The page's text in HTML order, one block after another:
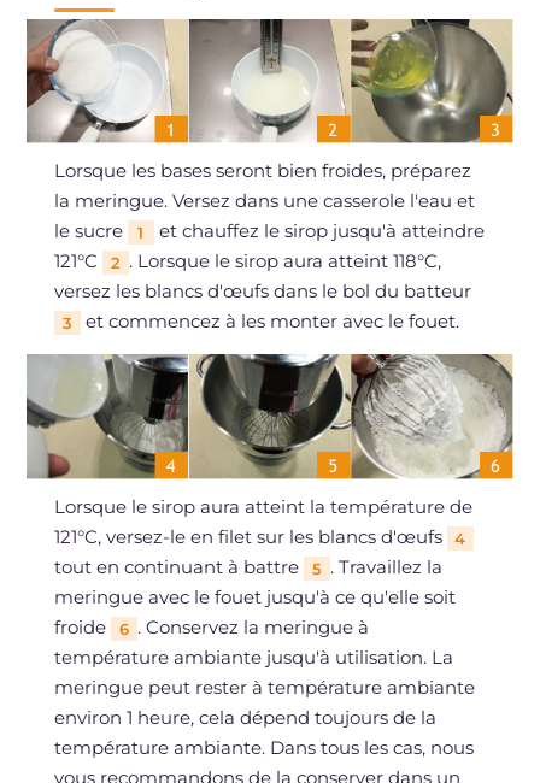
Lorsque les bases seront bien froides, préparez
la meringue. Versez dans une casserole l'eau et
le sucre
1
et chauffez le sirop jusqu'à atteindre
121°C
2 . Lorsque le sirop aura atteint 118°C,
versez les blancs d'œufs dans le bol du batteur
3 et commencez à les monter avec le fouet.
Lorsque le sirop aura atteint la température de
121°C, versez-le en filet sur les blancs d'œufs
4
tout en continuant à battre 5 . Travaillez la
meringue avec le fouet jusqu'à ce qu'elle soit
froide
6 . Conservez la meringue à
température ambiante jusqu'à utilisation. La
meringue peut rester à température ambiante
environ 1 heure, cela dépend toujours de la
température ambiante. Dans tous les cas, nous
vous recommandons de la conserver dans un